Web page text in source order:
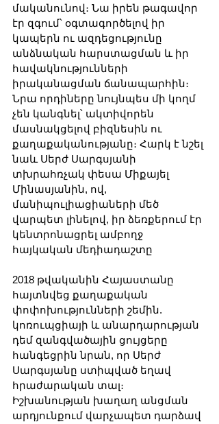
մականունով։ Նա իրեն թագավոր
էր զգում՝ օգտագործելով իր
կապերն ու ազդեցությունը
անձնական հարստացման և իր
հավակնությունների
իրականացման ճանապարհին։
Նրա որդիները նույնպես մի կողմ
չեն կանգնել՝ ակտիվորեն
մասնակցելով բիզնեսին ու
քաղաքականությանը։ Հարկ է նշել
նաև Սերժ Սարգսյանի
տխրահռչակ փեսա Միքայել
Մինասյանին, ով,
մանիպուլիացիաների մեծ
վարպետ լինելով, իր ձեռքերում էր
կենտրոնացրել ամբողջ
հայկական մեդիադաշտը
2018 թվականին Հայաստանը
հայտնվեց քաղաքական
փոփոխությունների շեմին.
կոռուպցիայի և անարդարության
դեմ զանգվածային ցույցերը
հանգեցրին նրան, որ Սերժ
Սարգսյանը ստիպված եղավ
հրաժարական տալ։
Իշխանության խաղաղ անցման
արդյունքում վարչապետ դարձավ